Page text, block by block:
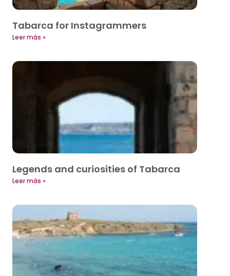
Tabarca for Instagrammers
Leer más »
Legends and curiosities of Tabarca
Leer más »